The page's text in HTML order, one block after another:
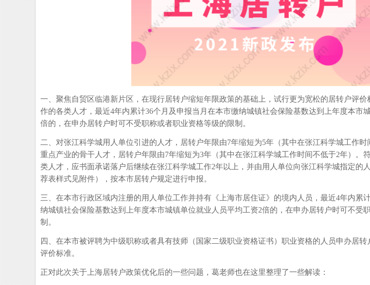
一、聚焦自贸区临港新片区，在现行居转户缩短年限政策的基础上，试行更为宽松的居转户评价
作的各类人才，最近4年内累计36个月及申报当月在本市缴纳城镇社会保险基数达到上年度本市
倍的，在申办居转户时可不受职称或者职业资格等级的限制。
二、对张江科学城用人单位引进的人才，居转户年限由7年缩短为5年（其中在张江科学城工作
重点产业的骨干人才，居转户年限由7年缩短为3年（其中在张江科学城工作时间不低于2年）。
类人才，应书面承诺落户后继续在张江科学城工作2年以上，并由用人单位向张江科学城指定的
荐表样式见附件），按本市居转户规定进行申报。
三、在本市行政区域内注册的用人单位工作并持有《上海市居住证》的境内人员，最近4年内累
纳城镇社会保险基数达到上年度本市城镇单位就业人员平均工资2倍的，在申办居转户时可不受
制。
四、在本市被评聘为中级职称或者具有技师（国家二级职业资格证书）职业资格的人员申办居
评价标准。
正对此次关于上海居转户政策优化后的一些问题，葛老师也在这里整理了一些解读：